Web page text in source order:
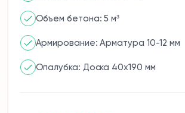
Объем бетона: 5 м³
Армирование: Арматура 10-12 мм
Опалубка: Доска 40x190 мм